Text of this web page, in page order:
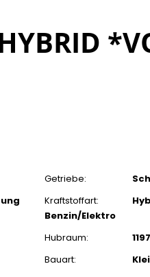
Getriebe:
Kraftstoffart:
Benzin/Elektro
Hubraum:
Bauart: